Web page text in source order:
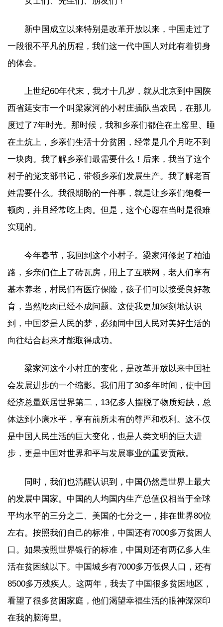
新中国成立以来特别是改革开放以来，中国走过了
一段很不平凡的历程，我们这一代中国人对此有着切身
的体会。
上世纪60年代末，我才十几岁，就从北京到中国陕
西省延安市一个叫梁家河的小村庄插队当农民，在那儿
度过了7年时光。那时候，我和乡亲们都住在土窑里、睡
在土炕上，乡亲们生活十分贫困，经常是几个月吃不到
一块肉。我了解乡亲们最需要什么！后来，我当了这个
村子的党支部书记，带领乡亲们发展生产。我了解老百
姓需要什么。我很期盼的一件事，就是让乡亲们饱餐一
顿肉，并且经常吃上肉。但是，这个心愿在当时是很难
实现的。
今年春节，我回到这个小村子。梁家河修起了柏油
路，乡亲们住上了砖瓦房，用上了互联网，老人们享有
基本养老，村民们有医疗保险，孩子们可以接受良好教
育，当然吃肉已经不成问题。这使我更加深刻地认识
到，中国梦是人民的梦，必须同中国人民对美好生活的
向往结合起来才能取得成功。
梁家河这个小村庄的变化，是改革开放以来中国社
会发展进步的一个缩影。我们用了30多年时间，使中国
经济总量跃居世界第二，13亿多人摆脱了物质短缺，总
体达到小康水平，享有前所未有的尊严和权利。这不仅
是中国人民生活的巨大变化，也是人类文明的巨大进
步，更是中国对世界和平与发展事业的重要贡献。
同时，我们也清醒认识到，中国仍然是世界上最大
的发展中国家。中国的人均国内生产总值仅相当于全球
平均水平的三分之二、美国的七分之一，排在世界80位
左右。按照我们自己的标准，中国还有7000多万贫困人
口。如果按照世界银行的标准，中国则还有两亿多人生
活在贫困线以下。中国城乡有7000多万低保人口，还有
8500多万残疾人。这两年，我去了中国很多贫困地区，
看望了很多贫困家庭，他们渴望幸福生活的眼神深深印
在我的脑海里。